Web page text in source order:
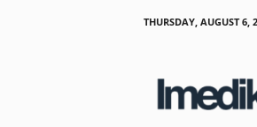
THURSDAY, AUGUST 6,